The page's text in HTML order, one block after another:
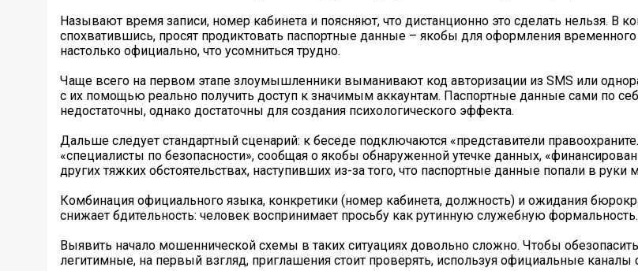
Называют время записи, номер кабинета и поясняют, что дистанционно это сделать нельзя. В
спохватившись, просят продиктовать паспортные данные – якобы для оформления
настолько официально, что усомниться трудно.
Чаще всего на первом этапе злоумышленники выманивают код авторизации из SMS или
с их помощью реально получить доступ к значимым аккаунтам. Паспортные данные сами по
недостаточны, однако достаточны для создания психологического эффекта.
Дальше следует стандартный сценарий: к беседе подключаются «представители
«специалисты по безопасности», сообщая о якобы обнаруженной утечке данных,
других тяжких обстоятельствах, наступивших из-за того, что паспортные данные попали в руки
Комбинация официального языка, конкретики (номер кабинета, должность) и ожидания
снижает бдительность: человек воспринимает просьбу как рутинную служебную формальность.
Выявить начало мошеннической схемы в таких ситуациях довольно сложно. Чтобы
легитимные, на первый взгляд, приглашения стоит проверять, используя официальные каналы